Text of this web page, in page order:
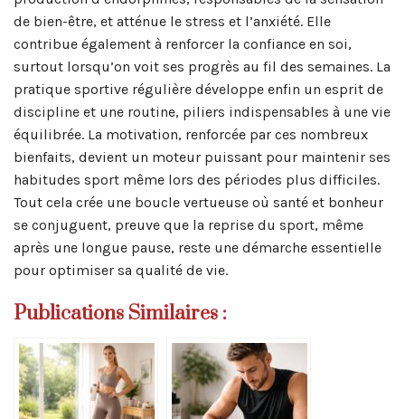
de bien-être, et atténue le stress et l’anxiété. Elle
contribue également à renforcer la confiance en soi,
surtout lorsqu’on voit ses progrès au fil des semaines. La
pratique sportive régulière développe enfin un esprit de
discipline et une routine, piliers indispensables à une vie
équilibrée. La motivation, renforcée par ces nombreux
bienfaits, devient un moteur puissant pour maintenir ses
habitudes sport même lors des périodes plus difficiles.
Tout cela crée une boucle vertueuse où santé et bonheur
se conjuguent, preuve que la reprise du sport, même
après une longue pause, reste une démarche essentielle
pour optimiser sa qualité de vie.
Publications Similaires :